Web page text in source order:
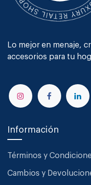
Lo mejor en menaje,
accesorios para tu
Información
Términos y
Cambios y